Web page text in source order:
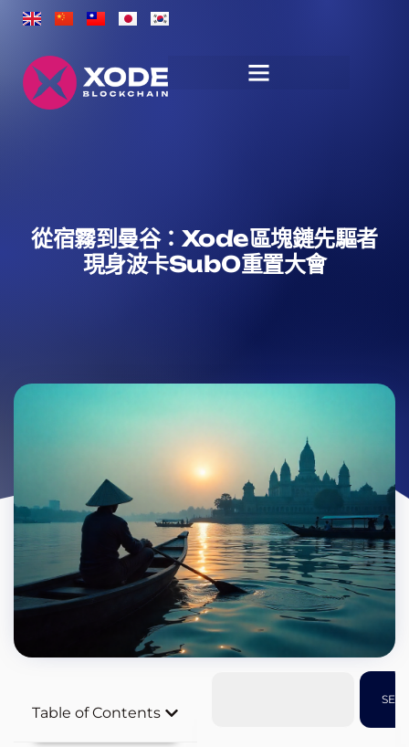
從宿霧到曼谷：Xode區塊鏈先驅者
現身波卡Sub0重置大會
Table of Contents